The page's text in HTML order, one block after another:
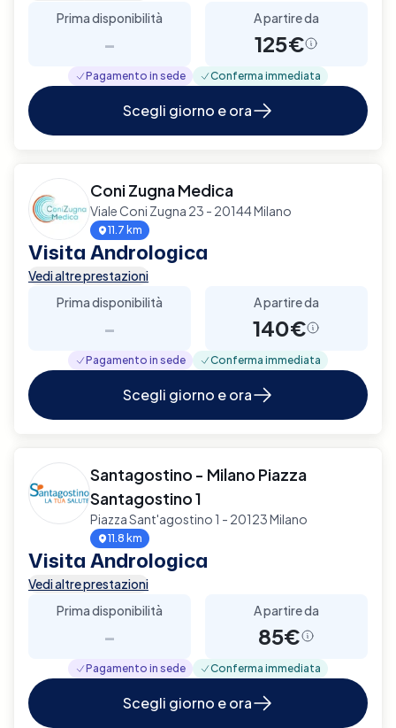
Prima disponibilità
-
A partire da
125€
Pagamento in sede Conferma immediata
Scegli giorno e ora
Coni Zugna Medica
Viale Coni Zugna 23 - 20144 Milano
11.7 km
Visita Andrologica
Vedi altre prestazioni
Prima disponibilità
-
A partire da
140€
Pagamento in sede Conferma immediata
Scegli giorno e ora
Santagostino - Milano Piazza
Santagostino 1
Piazza Sant'agostino 1 - 20123 Milano
11.8 km
Visita Andrologica
Vedi altre prestazioni
Prima disponibilità
-
A partire da
85€
Pagamento in sede Conferma immediata
Scegli giorno e ora